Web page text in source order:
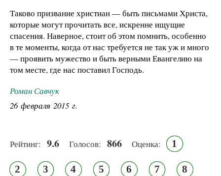
Таково призвание христиан — быть письмами Христа,
которые могут прочитать все, искренне ищущие
спасения. Наверное, стоит об этом помнить, особенно
в те моменты, когда от нас требуется не так уж и много
— проявить мужество и быть верными Евангелию на
том месте, где нас поставил Господь.
Роман Савчук
26 февраля 2015 г.
Рейтинг: 9.6 Голосов: 866 Оценка: 1
2 3 4 5 6 7 8